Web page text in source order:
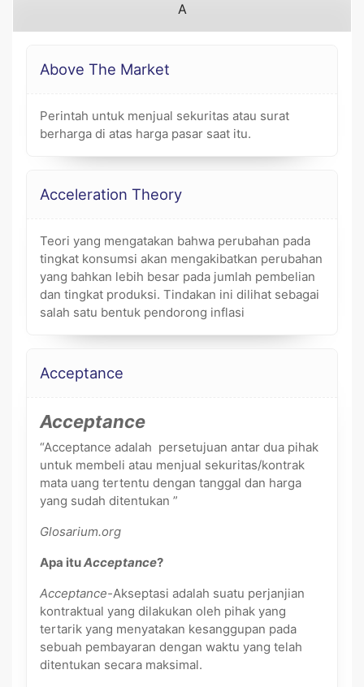
A
Above The Market
Perintah untuk menjual sekuritas atau surat
berharga di atas harga pasar saat itu.
Acceleration Theory
Teori yang mengatakan bahwa perubahan pada
tingkat konsumsi akan mengakibatkan perubahan
yang bahkan lebih besar pada jumlah pembelian
dan tingkat produksi. Tindakan ini dilihat sebagai
salah satu bentuk pendorong inflasi
Acceptance
Acceptance
“Acceptance adalah persetujuan antar dua pihak
untuk membeli atau menjual sekuritas/kontrak
mata uang tertentu dengan tanggal dan harga
yang sudah ditentukan ”
Glosarium.org
Apa ituAcceptance?
Acceptance-Akseptasi adalah suatu perjanjian
kontraktual yang dilakukan oleh pihak yang
tertarik yang menyatakan kesanggupan pada
sebuah pembayaran dengan waktu yang telah
ditentukan secara maksimal.